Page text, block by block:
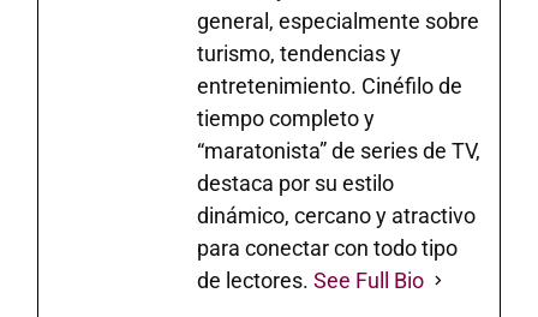
general, especialmente sobre
turismo, tendencias y
entretenimiento. Cinéfilo de
tiempo completo y
“maratonista” de series de TV,
destaca por su estilo
dinámico, cercano y atractivo
para conectar con todo tipo
de lectores. See Full Bio